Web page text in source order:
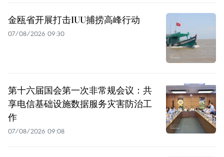
金瓯省开展打击IUU捕捞高峰行动
07/08/2026 09:30
第十六届国会第一次非常规会议：共
享电信基础设施数据服务灾害防治工
作
07/08/2026 09:08